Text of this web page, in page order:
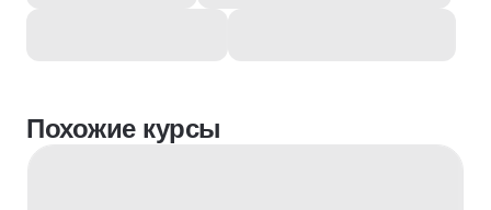
Похожие курсы